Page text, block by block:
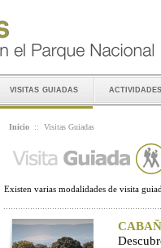
visitas guiadas actividades
Inicio :: Visitas Guiadas
Existen varias modalidades de visita